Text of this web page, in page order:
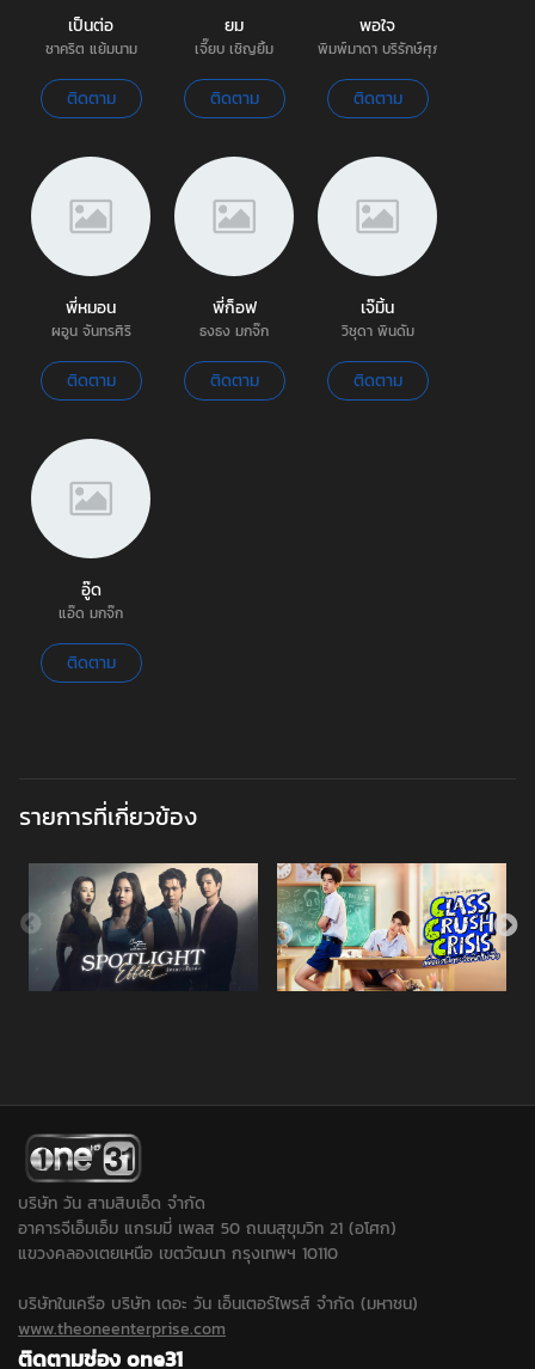
เป็นต่อ
ชาคริต แย้มนาม
ติดตาม
ยม
เจี๊ยบ เชิญยิ้ม
ติดตาม
พอใจ
พิมพ์มาดา บริรักษ์ศุภกร | พิมพ์
ติดตาม
พี่หมอน
ผอูน จันทรศิริ
ติดตาม
พี่ก็อฟ
ธงธง มกจ๊ก
ติดตาม
เจ๊มิ้น
วิชุดา พินดัม
ติดตาม
อู๊ด
แอ๊ด มกจ๊ก
ติดตาม
รายการที่เกี่ยวข้อง
บริษัท วัน สามสิบเอ็ด จำกัด
อาคารจีเอ็มเอ็ม แกรมมี่ เพลส 50 ถนนสุขุมวิท 21 (อโศก)
แขวงคลองเตยเหนือ เขตวัฒนา กรุงเทพฯ 10110
บริษัทในเครือ บริษัท เดอะ วัน เอ็นเตอร์ไพรส์ จำกัด (มหาชน)
www.theoneenterprise.com
ติดตามช่อง one31